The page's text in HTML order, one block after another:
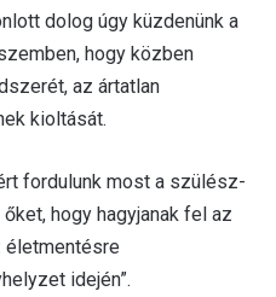
dolog úgy küzdenünk a
hogy közben
az ártatlan
kioltását.
fordulunk most a szülész-
hogy hagyjanak fel az
életmentésre
idején”.